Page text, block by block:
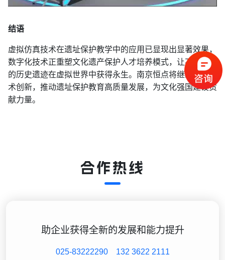
结语
虚拟仿真技术在遗址保护教学中的应用已显现出显著效果，
数字化技术正重塑文化遗产保护人才培养模式，让不可再生
的历史遗迹在虚拟世界中获得永生。南京恒点将继续深化技
术创新，推动遗址保护教育高质量发展，为文化强国建设贡
献力量。
合作热线
助企业获得全新的发展和能力提升
025-83222290 132 3622 2111